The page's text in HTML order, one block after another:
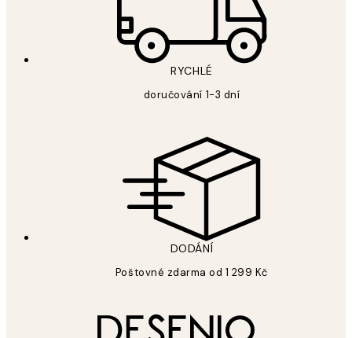
RYCHLÉ
doručování 1-3 dní
DODÁNÍ
Poštovné zdarma od 1 299 Kč